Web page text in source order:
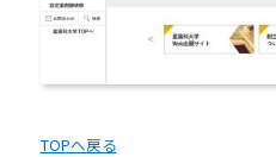
TOPへ戻る